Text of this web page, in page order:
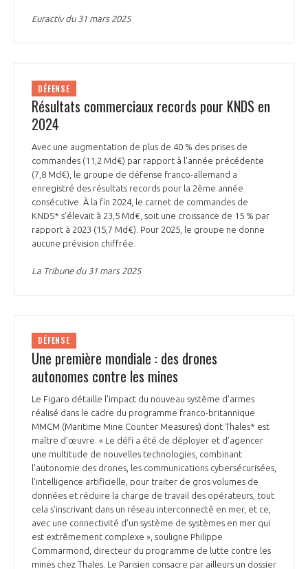
Euractiv du 31 mars 2025
DÉFENSE
Résultats commerciaux records pour KNDS en
2024
Avec une augmentation de plus de 40 % des prises de
commandes (11,2 Md€) par rapport à l'année précédente
(7,8 Md€), le groupe de défense franco-allemand a
enregistré des résultats records pour la 2ème année
consécutive. À la fin 2024, le carnet de commandes de
KNDS* s'élevait à 23,5 Md€, soit une croissance de 15 % par
rapport à 2023 (15,7 Md€). Pour 2025, le groupe ne donne
aucune prévision chiffrée.
La Tribune du 31 mars 2025
DÉFENSE
Une première mondiale : des drones
autonomes contre les mines
Le Figaro détaille l’impact du nouveau système d’armes
réalisé dans le cadre du programme franco-britannique
MMCM (Maritime Mine Counter Measures) dont Thales* est
maître d’œuvre. « Le défi a été de déployer et d’agencer
une multitude de nouvelles technologies, combinant
l’autonomie des drones, les communications cybersécurisées,
l’intelligence artificielle, pour traiter de gros volumes de
données et réduire la charge de travail des opérateurs, tout
cela s’inscrivant dans un réseau interconnecté en mer, et ce,
avec une connectivité d’un système de systèmes en mer qui
est extrêmement complexe », souligne Philippe
Commarmond, directeur du programme de lutte contre les
mines chez Thales. Le Parisien consacre par ailleurs un dossier